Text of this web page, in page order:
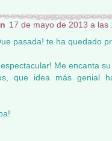
17 de mayo de 2013 a las
pasada! te ha quedado
Me encanta
que idea más genial